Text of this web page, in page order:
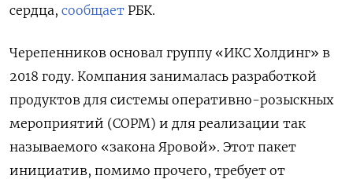
сердца, сообщает РБК.
Черепенников основал группу «ИКС Холдинг» в
2018 году. Компания занималась разработкой
продуктов для системы оперативно-розыскных
мероприятий (СОРМ) и для реализации так
называемого «закона Яровой». Этот пакет
инициатив, помимо прочего, требует от